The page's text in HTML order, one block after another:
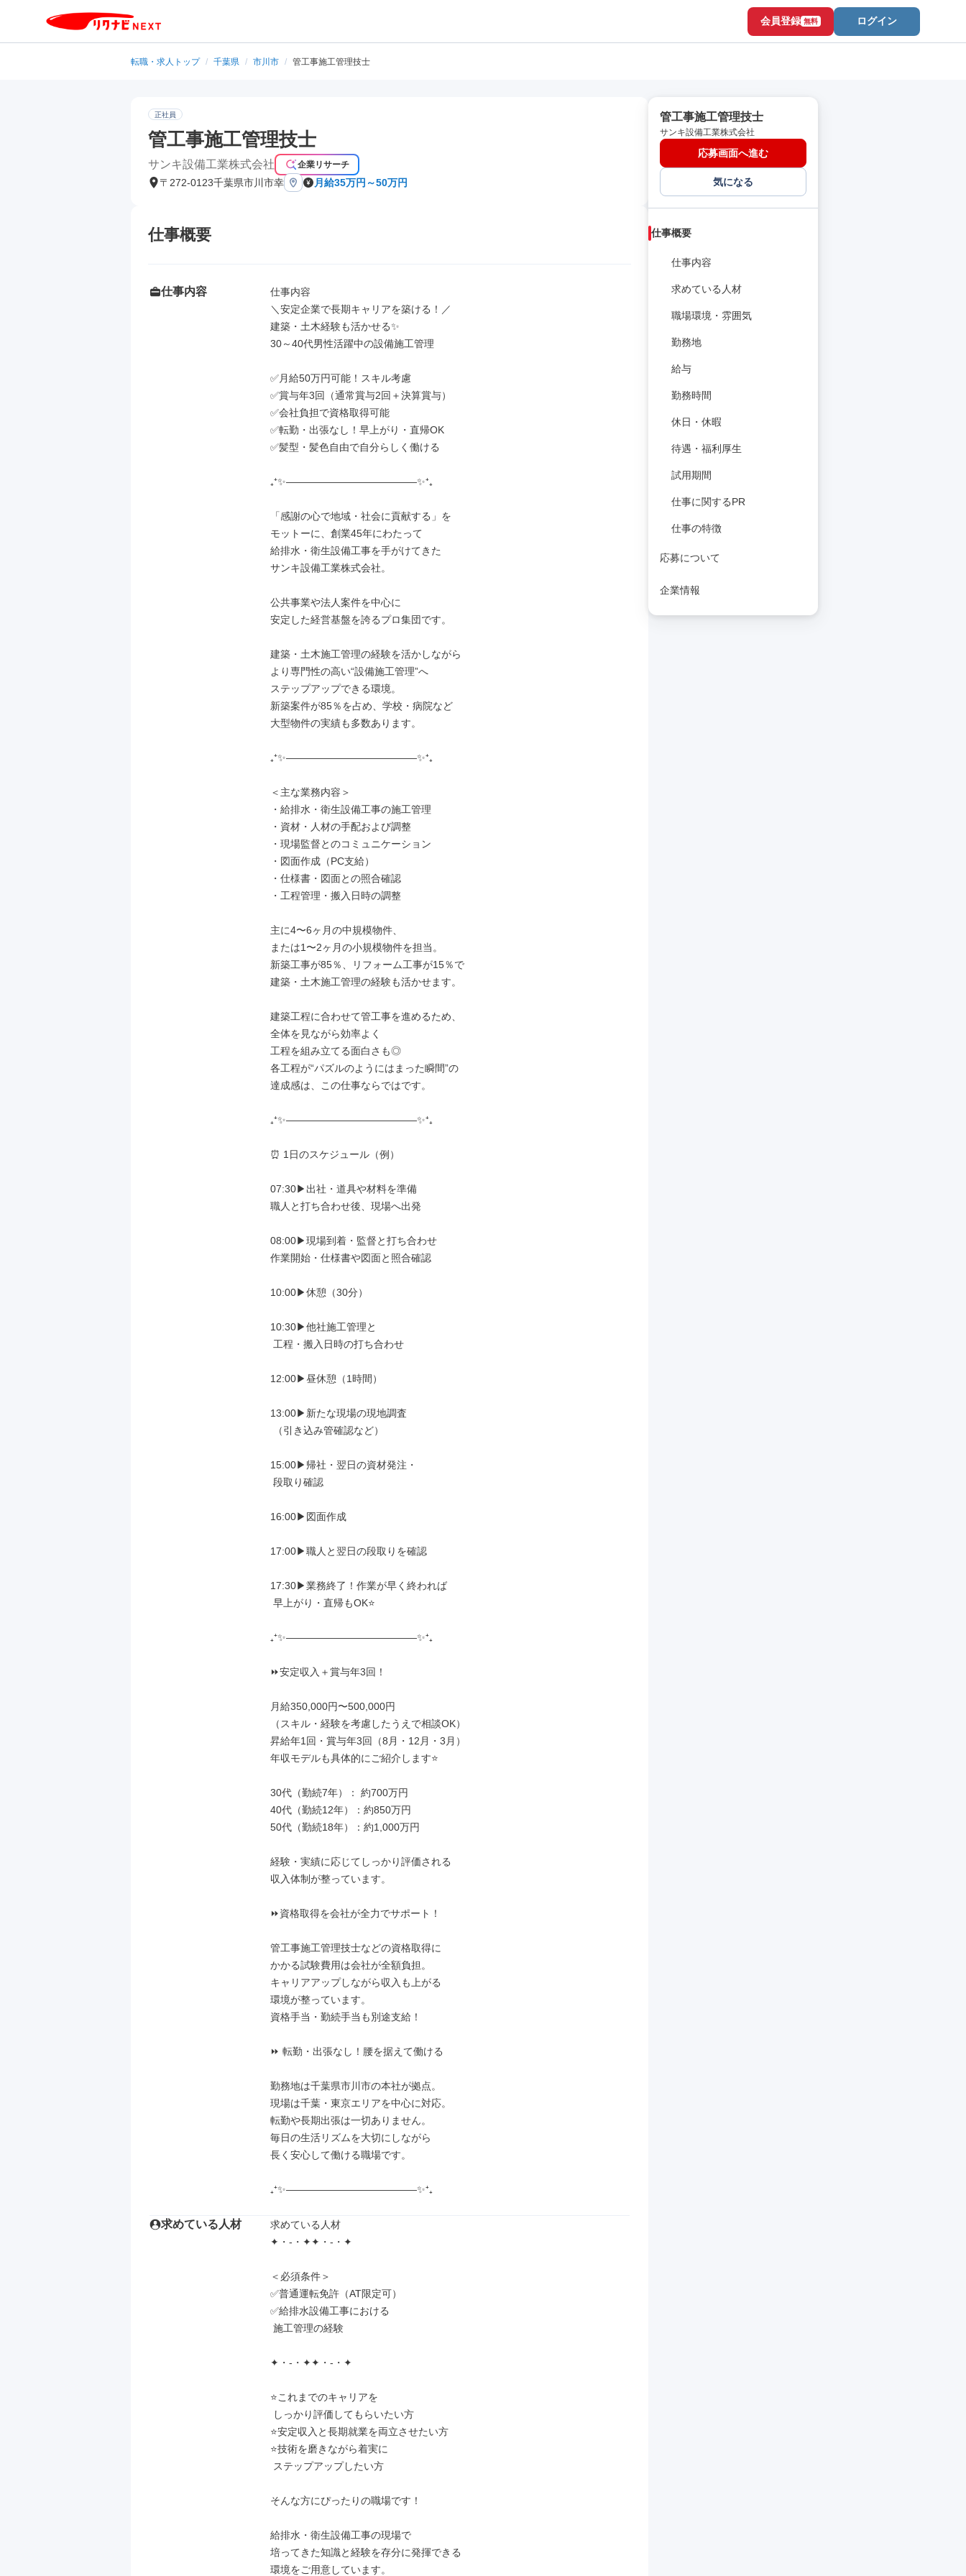
会員登録 無料 ログイン
転職・求人トップ / 千葉県 / 市川市 / 管工事施工管理技士
正社員
管工事施工管理技士
サンキ設備工業株式会社 企業リサーチ
〒272-0123千葉県市川市幸 月給35万円～50万円
仕事概要
仕事内容
仕事内容
＼安定企業で長期キャリアを築ける！／
建築・土木経験も活かせる✨
30～40代男性活躍中の設備施工管理
✅月給50万円可能！スキル考慮
✅賞与年3回（通常賞与2回＋決算賞与）
✅会社負担で資格取得可能
✅転勤・出張なし！早上がり・直帰OK
✅髪型・髪色自由で自分らしく働ける
₊⁺✨―――――――――――――✨⁺₊
「感謝の心で地域・社会に貢献する」を
モットーに、創業45年にわたって
給排水・衛生設備工事を手がけてきた
サンキ設備工業株式会社。
公共事業や法人案件を中心に
安定した経営基盤を誇るプロ集団です。
建築・土木施工管理の経験を活かしながら
より専門性の高い“設備施工管理”へ
ステップアップできる環境。
新築案件が85％を占め、学校・病院など
大型物件の実績も多数あります。
₊⁺✨―――――――――――――✨⁺₊
＜主な業務内容＞
・給排水・衛生設備工事の施工管理
・資材・人材の手配および調整
・現場監督とのコミュニケーション
・図面作成（PC支給）
・仕様書・図面との照合確認
・工程管理・搬入日時の調整
主に4〜6ヶ月の中規模物件、
または1〜2ヶ月の小規模物件を担当。
新築工事が85％、リフォーム工事が15％で
建築・土木施工管理の経験も活かせます。
建築工程に合わせて管工事を進めるため、
全体を見ながら効率よく
工程を組み立てる面白さも◎
各工程が“パズルのようにはまった瞬間”の
達成感は、この仕事ならではです。
₊⁺✨―――――――――――――✨⁺₊
⏰ 1日のスケジュール（例）
07:30▶出社・道具や材料を準備
職人と打ち合わせ後、現場へ出発
08:00▶現場到着・監督と打ち合わせ
作業開始・仕様書や図面と照合確認
10:00▶休憩（30分）
10:30▶他社施工管理と
12:00▶昼休憩（1時間）
13:00▶新たな現場の現地調査
15:00▶帰社・翌日の資材発注・
16:00▶図面作成
17:00▶職人と翌日の段取りを確認
17:30▶業務終了！作業が早く終われば
₊⁺✨―――――――――――――✨⁺₊
⏩安定収入＋賞与年3回！
月給350,000円〜500,000円
（スキル・経験を考慮したうえで相談OK）
昇給年1回・賞与年3回（8月・12月・3月）
年収モデルも具体的にご紹介します⭐
30代（勤続7年）： 約700万円
40代（勤続12年）：約850万円
50代（勤続18年）：約1,000万円
経験・実績に応じてしっかり評価される
収入体制が整っています。
⏩資格取得を会社が全力でサポート！
管工事施工管理技士などの資格取得に
かかる試験費用は会社が全額負担。
キャリアアップしながら収入も上がる
環境が整っています。
資格手当・勤続手当も別途支給！
⏩ 転勤・出張なし！腰を据えて働ける
勤務地は千葉県市川市の本社が拠点。
現場は千葉・東京エリアを中心に対応。
転勤や長期出張は一切ありません。
毎日の生活リズムを大切にしながら
長く安心して働ける職場です。
₊⁺✨―――――――――――――✨⁺₊
求めている人材
求めている人材
✦・-・✦✦・-・✦
＜必須条件＞
✅普通運転免許（AT限定可）
✅給排水設備工事における
✦・-・✦✦・-・✦
⭐これまでのキャリアを
⭐安定収入と長期就業を両立させたい方
⭐技術を磨きながら着実に
そんな方にぴったりの職場です！
給排水・衛生設備工事の現場で
培ってきた知識と経験を存分に発揮できる
環境をご用意しています。
管工事施工管理技士
サンキ設備工業株式会社
応募画面へ進む
気になる
仕事概要
仕事内容
求めている人材
職場環境・雰囲気
勤務地
給与
勤務時間
休日・休暇
待遇・福利厚生
試用期間
仕事に関するPR
仕事の特徴
応募について
企業情報